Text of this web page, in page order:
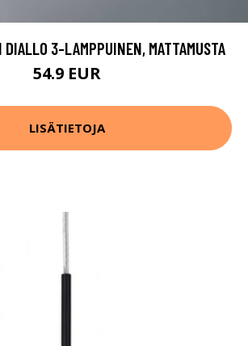
DIALLO 3-LAMPPUINEN, MATTAMUSTA
54.9 EUR
LISÄTIETOJA